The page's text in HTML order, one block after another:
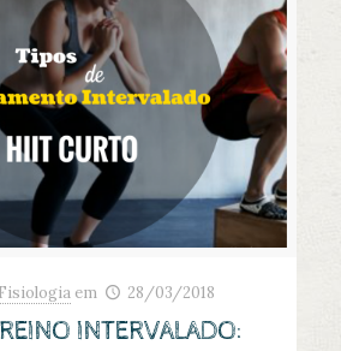
em 28/03/2018
INTERVALADO: